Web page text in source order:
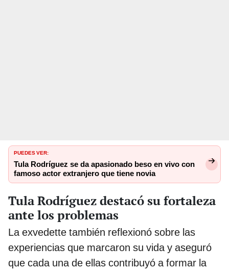
PUEDES VER:
Tula Rodríguez se da apasionado beso en vivo con
famoso actor extranjero que tiene novia
Tula Rodríguez destacó su fortaleza
ante los problemas
La exvedette también reflexionó sobre las
experiencias que marcaron su vida y aseguró
que cada una de ellas contribuyó a formar la